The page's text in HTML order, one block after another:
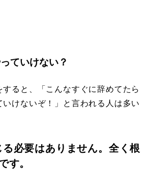
ていけない？
すると、「こんなすぐに辞めてたら
けないぞ！」と言われる人は多い
る必要はありません。全く根
す。